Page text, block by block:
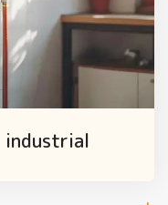
industrial